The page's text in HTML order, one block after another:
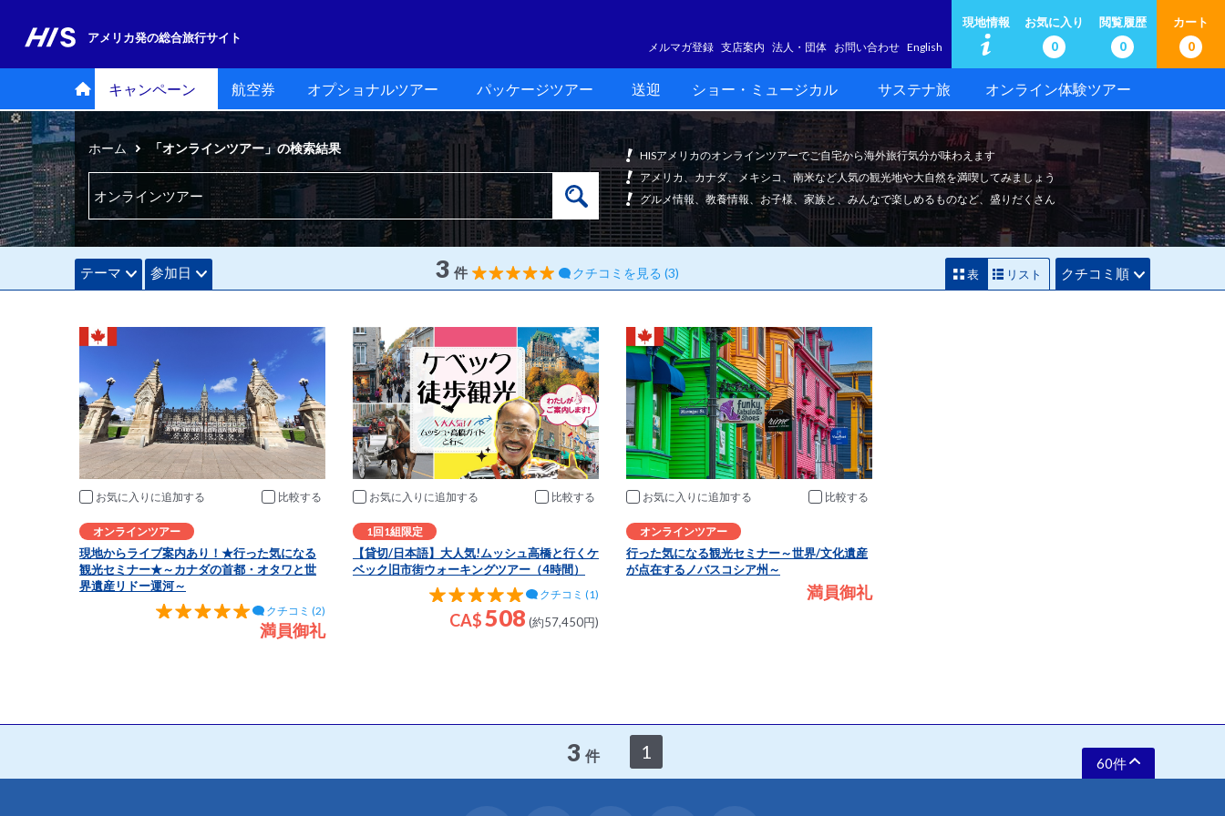
アメリカ発の総合旅行サイト
メルマガ登録 支店案内 法人・団体 お問い合わせ English
現地情報
お気に入り
0
閲覧履歴
0
カート
0
キャンペーン 航空券 オプショナルツアー パッケージツアー 送迎 ショー・ミュージカル サステナ旅 オンライン体験ツアー
ホーム 「オンラインツアー」の検索結果
HISアメリカのオンラインツアーでご自宅から海外旅行気分が味わえます
アメリカ、カナダ、メキシコ、南米など人気の観光地や大自然を満喫してみましょう
グルメ情報、教養情報、お子様、家族と、みんなで楽しめるものなど、盛りだくさん
テーマ 参加日 3 件 クチコミを見る (3) 表 リスト クチコミ順
お気に入りに追加 比較
オンラインツアー
現地からライブ案内あり！★行った気になる
観光セミナー★～カナダの首都・オタワと世
界遺産リドー運河～
クチコミ (2)
満員御礼
お気に入りに追加 比較
1回1組限定
【貸切/日本語】大人気!ムッシュ高橋と行くケ
ベック旧市街ウォーキングツアー（4時間）
クチコミ (1)
CA$508 (約57,450円)
お気に入りに追加 比較
オンラインツアー
行った気になる観光セミナー～世界/文化遺産
が点在するノバスコシア州～
満員御礼
3 件 1
60件